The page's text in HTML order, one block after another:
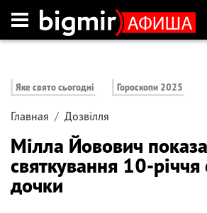
Яке свято сьогодні Гороскопи 2025
Главная Дозвілля
Мілла Йовович
святкування 10-річчя
дочки